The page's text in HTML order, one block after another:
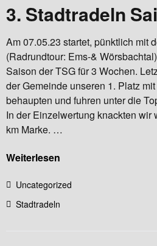
3. Stadtradeln
Am 07.05.23 startet, pünktlich mit
(Radrundtour: Ems-&
Saison der TSG für 3 Wochen.
der Gemeinde unseren 1. Platz
behaupten und fuhren unter die
In der Einzelwertung knackten wir
km Marke. …
Weiterlesen
Uncategorized
Stadtradeln